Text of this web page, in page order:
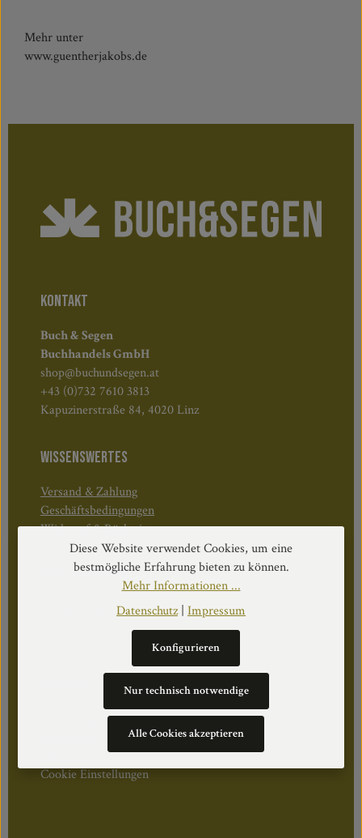
Mehr unter
www.guentherjakobs.de
KONTAKT
Buch & Segen
Buchhandels GmbH
shop@buchundsegen.at
+43 (0)732 7610 3813
Kapuzinerstraße 84, 4020 Linz
WISSENSWERTES
Versand & Zahlung
Geschäftsbedingungen
Widerruf & Rücktritt
Öffnungszeiten:
Mo–Do: 08:30–17:00 Uhr
Fr: 08:30–12:30 Uhr
Cookie Einstellungen
Diese Website verwendet Cookies, um eine
bestmögliche Erfahrung bieten zu können.
Mehr Informationen ...
Datenschutz| Impressum
Nur technisch notwendige
Konfigurieren
Alle Cookies akzeptieren